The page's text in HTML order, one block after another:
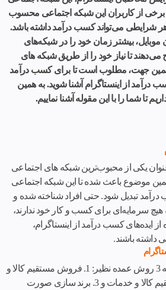
برخی از کاربران این شبکه اجتماعی محسوب
شرایطی می‌تواند کسب درآمد داشته باشد.
موبایل، بیشتر زمان خود را در شبکه‌های
می‌دهند تا نیاز خود را از طریق شبکه های
جهت، مطلوب است تا برای کسب درآمد
درآمد از اینستاگرام آشنا شوید. به همین
تا شما را با این مقوله آشنا نماییم.
عنوان یکی از محبوب‌ترین شبکه های اجتماعی
موضوع باعث شده تا این شبکه اجتماعی
تبدیل شود. حتی افراد شناخته شده و
سرمایه‌ای برای کسب و کار خود ندارند،
از ایده‌های کسب درآمد از اینستاگرام،
داشته باشند.
کسب درآمد از اینستاگرام به 3 روش عمده نظیر: 1. فروش مستقیم کالا و
خدمات 2. فروش غیر مستقیم کالا و خدمات و 3. برند سازی صورت